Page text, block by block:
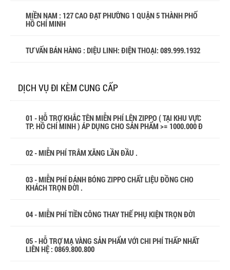
MIỀN NAM : 127 CAO ĐẠT PHƯỜNG 1 QUẬN 5 THÀNH PHỐ
HỒ CHÍ MINH
TƯ VẤN BÁN HÀNG : DIỆU LINH: ĐIỆN THOẠI: 089.999.1932
DỊCH VỤ ĐI KÈM CUNG CẤP
01 - HỖ TRỢ KHẮC TÊN MIỄN PHÍ LÊN ZIPPO ( TẠI KHU VỰC
TP. HỒ CHÍ MINH ) ÁP DỤNG CHO SẢN PHẨM >= 1000.000 Đ
02 - MIỄN PHÍ TRÂM XĂNG LẦN ĐẦU .
03 - MIỄN PHÍ ĐÁNH BÓNG ZIPPO CHẤT LIỆU ĐỒNG CHO
KHÁCH TRỌN ĐỜI .
04 - MIỄN PHÍ TIỀN CÔNG THAY THẾ PHỤ KIỆN TRỌN ĐỜI
05 - HỖ TRỢ MẠ VÀNG SẢN PHẨM VỚI CHI PHÍ THẤP NHẤT
LIÊN HỆ : 0869.800.800